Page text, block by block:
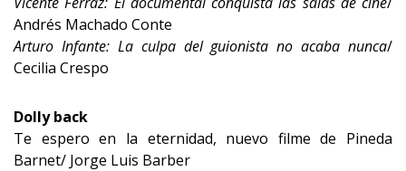
Andrés Machado Conte
Arturo Infante: La culpa del guionista no acaba nunca/
Cecilia Crespo
Dolly back
Te espero en la eternidad, nuevo filme de Pineda
Barnet/ Jorge Luis Barber